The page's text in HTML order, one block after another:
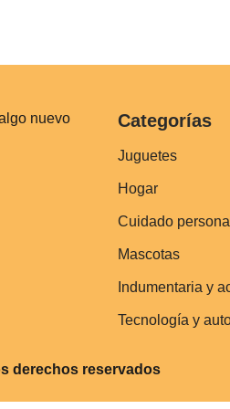
nuevo Categorías
Juguetes
Hogar
Cuidado
Mascotas
Indumentaria y
Tecnología y
derechos reservados